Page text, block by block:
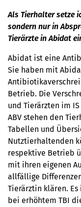
Als Tierhalter setze
sondern nur in
Tierärzte in Abidat
Abidat ist eine
Sie haben mit
Betrieb. Die
und Tierärzten im
ABV stehen den
Tabellen und
Nutztierhaltenden
respektive Betrieb
mit ihren eigenen
allfällige
Tierärztin klären.
bei erhöhtem TBI